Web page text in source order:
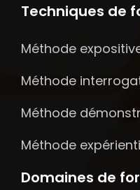
Techniques de
Méthode
Méthode
Méthode
Méthode
Domaines de